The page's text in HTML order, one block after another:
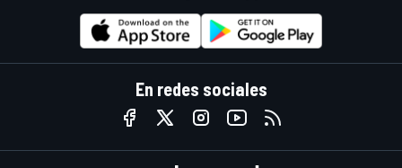
En redes sociales